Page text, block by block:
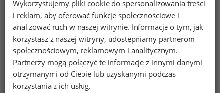
50%
ubezpieczenie na życie/NNW
Wykorzystujemy pliki cookie do spersonalizowania treści
i reklam, aby oferować funkcje społecznościowe i
analizować ruch w naszej witrynie. Informacje o tym, jak
korzystasz z naszej witryny, udostępniamy partnerom
społecznościowym, reklamowym i analitycznym.
Partnerzy mogą połączyć te informacje z innymi danymi
otrzymanymi od Ciebie lub uzyskanymi podczas
korzystania z ich usług.